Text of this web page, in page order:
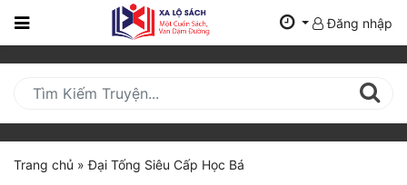
Trang
Mới
Cập
Nhật
(current)
Đăng nhập
Trang chủ »Đại Tống Siêu Cấp Học Bá